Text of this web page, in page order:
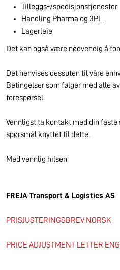
Tilleggs-/
Handling Pharma og
Lagerleie +
Det kan også være nødvendig å
Det henvises dessuten til våre
Betingelser som følger med alle
forespørsel.
Vennligst ta kontakt med din
spørsmål knyttet til dette.
Med vennlig hilsen
FREJA Transport & Logistics AS
PRISJUSTERINGSBREV NORSK
PRICE ADJUSTMENT LETTER